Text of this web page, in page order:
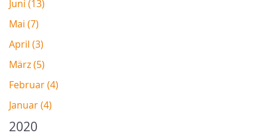
Juni (13)
Mai (7)
April (3)
März (5)
Februar (4)
Januar (4)
2020